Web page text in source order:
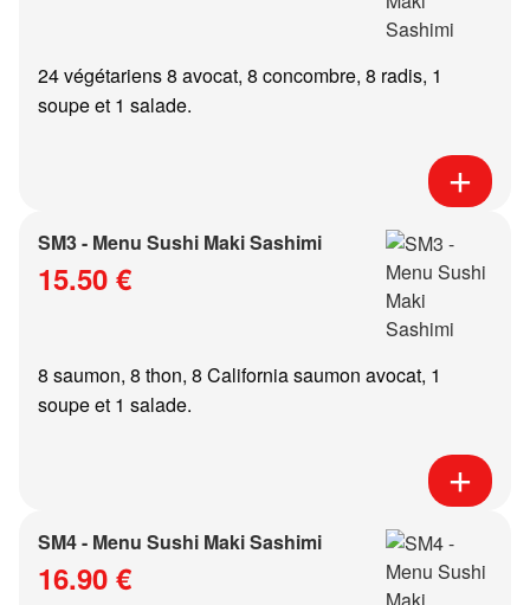
24 végétariens 8 avocat, 8 concombre, 8 radis, 1
soupe et 1 salade.
SM3 - Menu Sushi Maki Sashimi
15.50 €
8 saumon, 8 thon, 8 California saumon avocat, 1
soupe et 1 salade.
SM4 - Menu Sushi Maki Sashimi
16.90 €